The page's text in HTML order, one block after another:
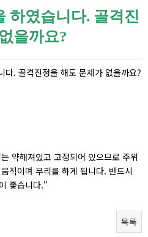
하였습니다. 골격진
을까요?
. 골격진정을 해도 문제가 없을까요?
약해져있고 고정되어 있으므로 주위
직이며 무리를 하게 됩니다. 반드시
좋습니다."
목록